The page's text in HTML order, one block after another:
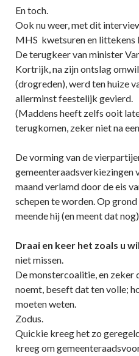
En toch.
Ook nu weer, met dit
MHS kwetsuren en littekens
De terugkeer van minister
Kortrijk, na zijn ontslag
(drogreden), werd ten huize
allerminst feestelijk gevierd.
(Maddens heeft zelfs ooit
terugkomen, zeker niet na
De vorming van de
gemeenteraadsverkiezingen
maand verlamd door de eis
schepen te worden. Op
meende hij (en meent dat
Draai en keer het zoals u
niet missen.
De monstercoalitie, en zeker
noemt, beseft dat ten volle;
moeten weten.
Zodus.
Quickie kreeg het zo
kreeg om